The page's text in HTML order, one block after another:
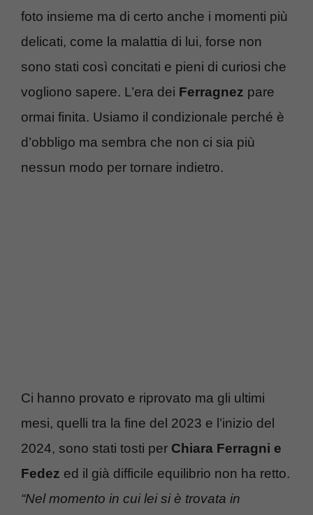
foto insieme ma di certo anche i momenti più
delicati, come la malattia di lui, forse non
sono stati così concitati e pieni di curiosi che
vogliono sapere. L’era dei Ferragnez pare
ormai finita. Usiamo il condizionale perché è
d’obbligo ma sembra che non ci sia più
nessun modo per tornare indietro.
Ci hanno provato e riprovato ma gli ultimi
mesi, quelli tra la fine del 2023 e l’inizio del
2024, sono stati tosti per Chiara Ferragni e
Fedez ed il già difficile equilibrio non ha retto.
“Nel momento in cui lei si è trovata in